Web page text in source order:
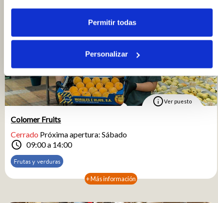
Permitir todas
Personalizar
infoVer puesto
Colomer Fruits
Cerrado Próxima apertura: Sábado
schedule 09:00 a 14:00
Frutas y verduras
+ Más información